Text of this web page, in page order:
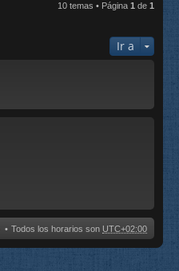
10 temas • Página 1 de 1
Ir a
Todos los horarios son UTC+02:00